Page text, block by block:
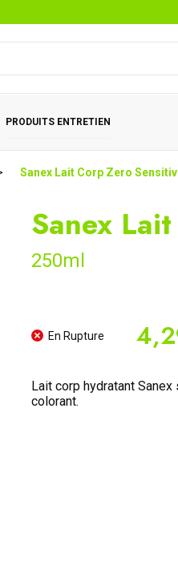
PRODUITS ENTRETIEN
Sanex Lait Corp Zero
Sanex
250ml
En Rupture
Lait corp hydratant
colorant.